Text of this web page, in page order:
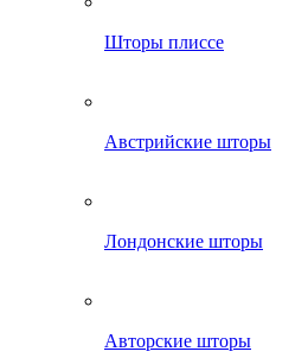
Шторы плиссе
Австрийские шторы
Лондонские шторы
Авторские шторы